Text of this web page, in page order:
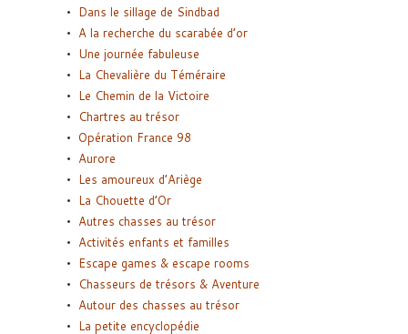
Dans le sillage de Sindbad
A la recherche du scarabée d’or
Une journée fabuleuse
La Chevalière du Téméraire
Le Chemin de la Victoire
Chartres au trésor
Opération France 98
Aurore
Les amoureux d’Ariège
La Chouette d’Or
Autres chasses au trésor
Activités enfants et familles
Escape games & escape rooms
Chasseurs de trésors & Aventure
Autour des chasses au trésor
La petite encyclopédie